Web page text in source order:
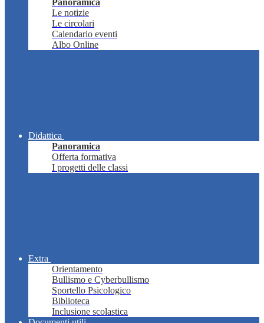
Panoramica
Le notizie
Le circolari
Calendario eventi
Albo Online
Didattica
Panoramica
Offerta formativa
I progetti delle classi
Extra
Orientamento
Bullismo e Cyberbullismo
Sportello Psicologico
Biblioteca
Inclusione scolastica